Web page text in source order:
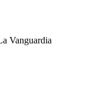
Vanguardia